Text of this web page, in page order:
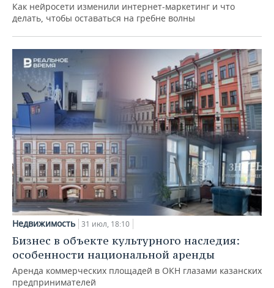
Как нейросети изменили интернет-маркетинг и что
делать, чтобы оставаться на гребне волны
Недвижимость 31 июл, 18:10
Бизнес в объекте культурного наследия:
особенности национальной аренды
Аренда коммерческих площадей в ОКН глазами казанских
предпринимателей